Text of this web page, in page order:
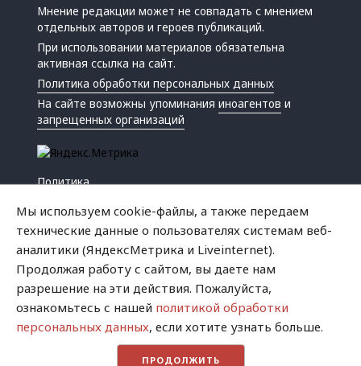
Мнение редакции может не совпадать с мнением
отдельных авторов и героев публикаций.
При использовании материалов обязательна
активная ссылка на сайт.
Политика обработки персональных данных
На сайте возможны упоминанияиноагентов и
запрещенных организаций
Политика
Криминал
Успех
Хватит это терпеть
Мы используем cookie-файлы, а также передаем
технические данные о пользователях системам веб-
аналитики (ЯндексМетрика и Liveinternet).
Продолжая работу с сайтом, вы даете нам
разрешение на эти действия. Пожалуйста,
ознакомьтесь с нашей политикой обработки
персональных данных, если хотите узнать больше.
ПРОДОЛЖИТЬ